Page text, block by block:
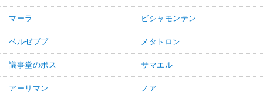
マーラ ビシャモンテン
ベルゼブブ メタトロン
議事堂のボス サマエル
アーリマン ノア